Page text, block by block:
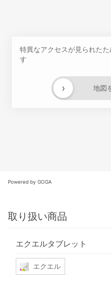
特異なアクセスが見られた
す
地図
›
Powered by GOGA
取り扱い商品
エクエルタブレット
エクエル